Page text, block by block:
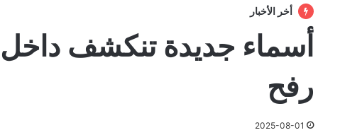
أخر الأخبار
أسماء جديدة تنكشف
رفح
2025-08-01